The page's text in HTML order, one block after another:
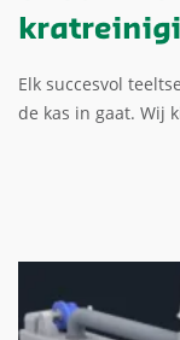
Elk succesvol
de kas in gaat. Wij